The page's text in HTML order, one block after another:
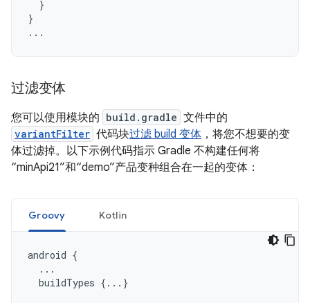
}
}
...
过滤变体
您可以使用模块的 build.gradle 文件中的
variantFilter 代码块过滤 build 变体 ，将您不想要的变
体过滤掉。以下示例代码指示 Gradle 不构建任何将
“minApi21”和“demo”产品变种组合在一起的变体：
Groovy Kotlin
android {
...
buildTypes {...}